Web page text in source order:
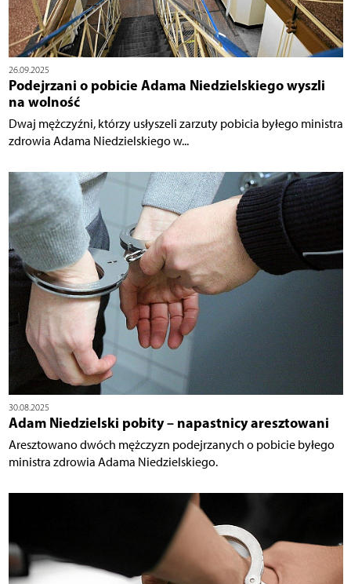
26.09.2025
Podejrzani o pobicie Adama Niedzielskiego wyszli
na wolność
Dwaj mężczyźni, którzy usłyszeli zarzuty pobicia byłego ministra
zdrowia Adama Niedzielskiego w...
30.08.2025
Adam Niedzielski pobity – napastnicy aresztowani
Aresztowano dwóch mężczyzn podejrzanych o pobicie byłego
ministra zdrowia Adama Niedzielskiego.